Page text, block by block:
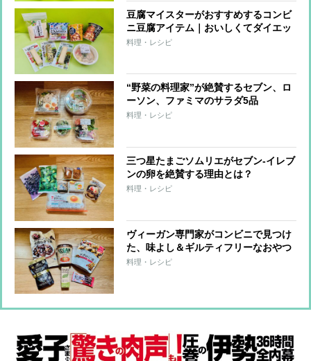
豆腐マイスターがおすすめするコンビ
ニ豆腐アイテム｜おいしくてダイエッ
トに役立つ8品
料理・レシピ
“野菜の料理家”が絶賛するセブン、ロ
ーソン、ファミマのサラダ5品
料理・レシピ
三つ星たまごソムリエがセブン-イレブ
ンの卵を絶賛する理由とは？
料理・レシピ
ヴィーガン専門家がコンビニで見つけ
た、味よし＆ギルティフリーなおやつ
6品
料理・レシピ